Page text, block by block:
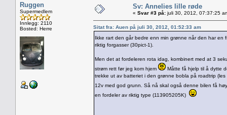
Ruggen
Supermedlem
Innlegg: 2110
Bosted: Herre
Sv: Annelies lille røde
« Svar #3 på: juli 30, 2012, 07:37:25
Sitat fra: Auen på juli 30, 2012, 01:52:33 am
Ikke rart den går bedre enn min grønne når den har
riktig forgasser (30pict-1).
Men det at fordeleren rota idag, kombinert med at 3
strøm rett før jeg kom hjem
Måtte få hjelp til å dytte
trekke ut av batteriet i den grønne bobla på roadtrip
12v med god grunn. Så nå skal også denne bilen få
en fordeler av riktig type (113905205K)